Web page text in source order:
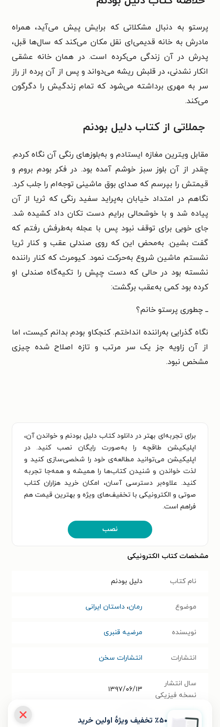
پرستو به دنبال مشکلاتی که برایش پیش می‌آید، همراه
مادرش به خانه‌ قدیمی‌ای نقل مکان می‌کند که سال‌ها قبل،
پدرش در آن زندگی می‌کرده است. در همان خانه عشقی
انکار نشدنی، در قلبش ریشه می‌دواند و پس از آن پرده از راز
سر به مهری برداشته می‌شود که تمام زندگیش را دگرگون
می‌کند.
جملاتی از کتاب دلیل بودنم
مقابل ویترین مغازه ایستادم و به‌بلوزهای رنگی آن نگاه کردم.
چقدر از آن بلوز سبز خوشم آمده بود. در فکر بودم بروم و
قیمتش را بپرسم که صدای بوق ماشینی توجه‌ام را جلب کرد.
نگاهم در امتداد خیابان به‌پراید سفید رنگی که ثریا از آن
پیاده شد و با خوشحالی برایم دست تکان داد کشیده شد.
جای خوبی برای توقف نبود پس با عجله به‌طرفش رفتم که
گفت بشین. به‌محض این که روی صندلی عقب و کنار ثریا
نشستم ماشین شروع به‌حرکت نمود. کیومرث که کنار راننده
نشسته بود در حالی که دست چپش را تکیه‌گاه صندلی او
کرده بود کمی به‌عقب برگشت:
ــ چطوری پرستو خانم؟
نگاه گذرایی به‌راننده انداختم. کنجکاو بودم بدانم کیست، اما
از آن زاویه جز یک سر مرتب و تازه اصلاح شده چیزی
مشخص نبود.
برای تجربه‌ای بهتر در دانلود کتاب دلیل بودنم و خواندن آن،
اپلیکیشن طاقچه را به‌صورت رایگان نصب کنید. در
اپلیکیشن می‌توانید مطالعه‌ی خود را شخصی‌سازی کنید و
لذت خواندن و شنیدن کتاب‌ها را همیشه و همه‌جا تجربه
کنید. علاوه‌بر دسترسی آسان، امکان خرید هزاران کتاب
صوتی و الکترونیکی با تخفیف‌های ویژه و بهترین قیمت هم
فراهم است.
نصب
مشخصات کتاب الکترونیکی
نام کتاب دلیل بودنم
موضوع رمان، داستان ایرانی
نویسنده مرضیه قنبری
انتشارات انتشارات سخن
سال انتشار
نسخه فیزیکی
۱۳۹۷/۰۶/۱۳
فرمت کتاب EPUB ٪۵۰ تخفیف ویژۀ اولین خرید